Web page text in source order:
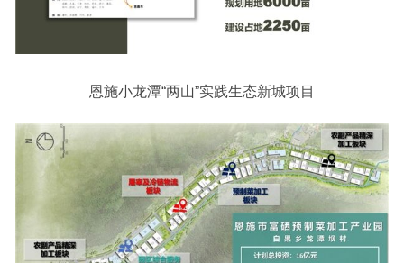
恩施小龙潭“两山”实践生态新城项目